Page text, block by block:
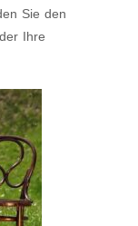
Sie den
Ihre